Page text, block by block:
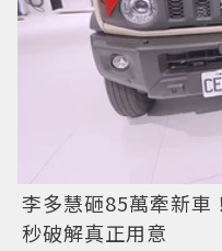
李多慧砸85萬牽新
秒破解真正用意